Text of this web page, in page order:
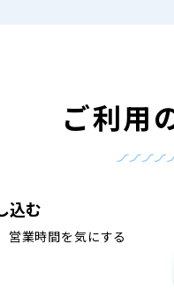
ご利用
込む
営業時間を気にする